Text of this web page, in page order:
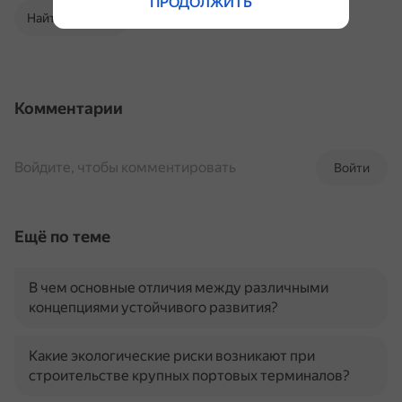
Найти в Поиске
Комментарии
Войти
Войдите, чтобы комментировать
Ещё по теме
В чем основные отличия между различными
концепциями устойчивого развития?
Какие экологические риски возникают при
строительстве крупных портовых терминалов?